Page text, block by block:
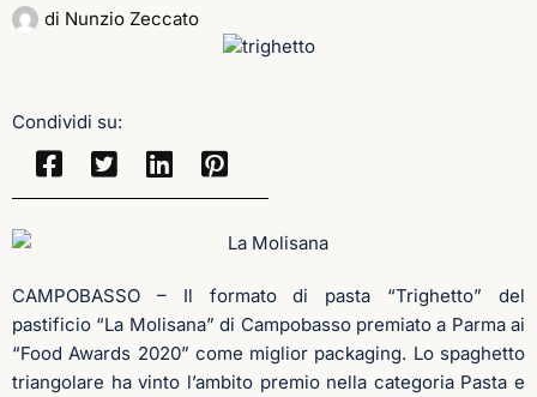
di Nunzio Zeccato
Condividi su:
CAMPOBASSO – Il formato di pasta “Trighetto” del
pastificio “La Molisana” di Campobasso premiato a Parma ai
“Food Awards 2020” come miglior packaging. Lo spaghetto
triangolare ha vinto l’ambito premio nella categoria Pasta e